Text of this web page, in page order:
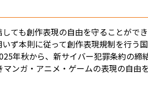
ても創作表現の自由を守ることがで
ず本則に従って創作表現規制を行う
年秋から、新サイバー犯罪条約の締
ンガ・アニメ・ゲームの表現の自由